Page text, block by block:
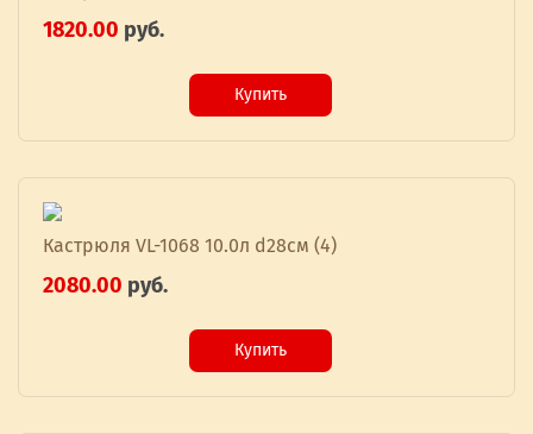
1820.00 руб.
Купить
Кастрюля VL-1068 10.0л d28см (4)
2080.00 руб.
Купить